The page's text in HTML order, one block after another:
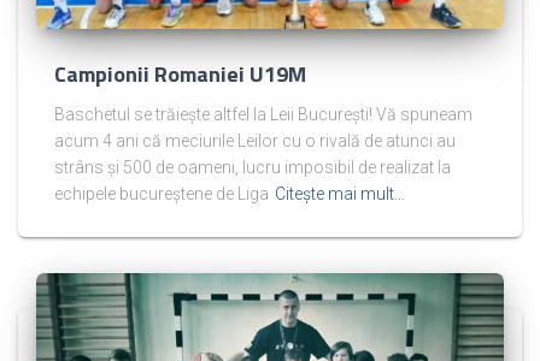
Campionii Romaniei U19M
Baschetul se trăiește altfel la Leii București! Vă spuneam
acum 4 ani că meciurile Leilor cu o rivală de atunci au
strâns și 500 de oameni, lucru imposibil de realizat la
echipele bucureștene de Liga Citește mai mult…